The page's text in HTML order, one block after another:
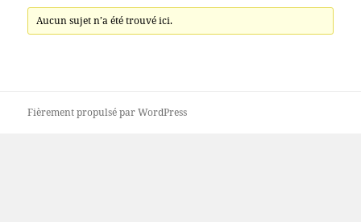
Aucun sujet n’a été trouvé ici.
Fièrement propulsé par WordPress